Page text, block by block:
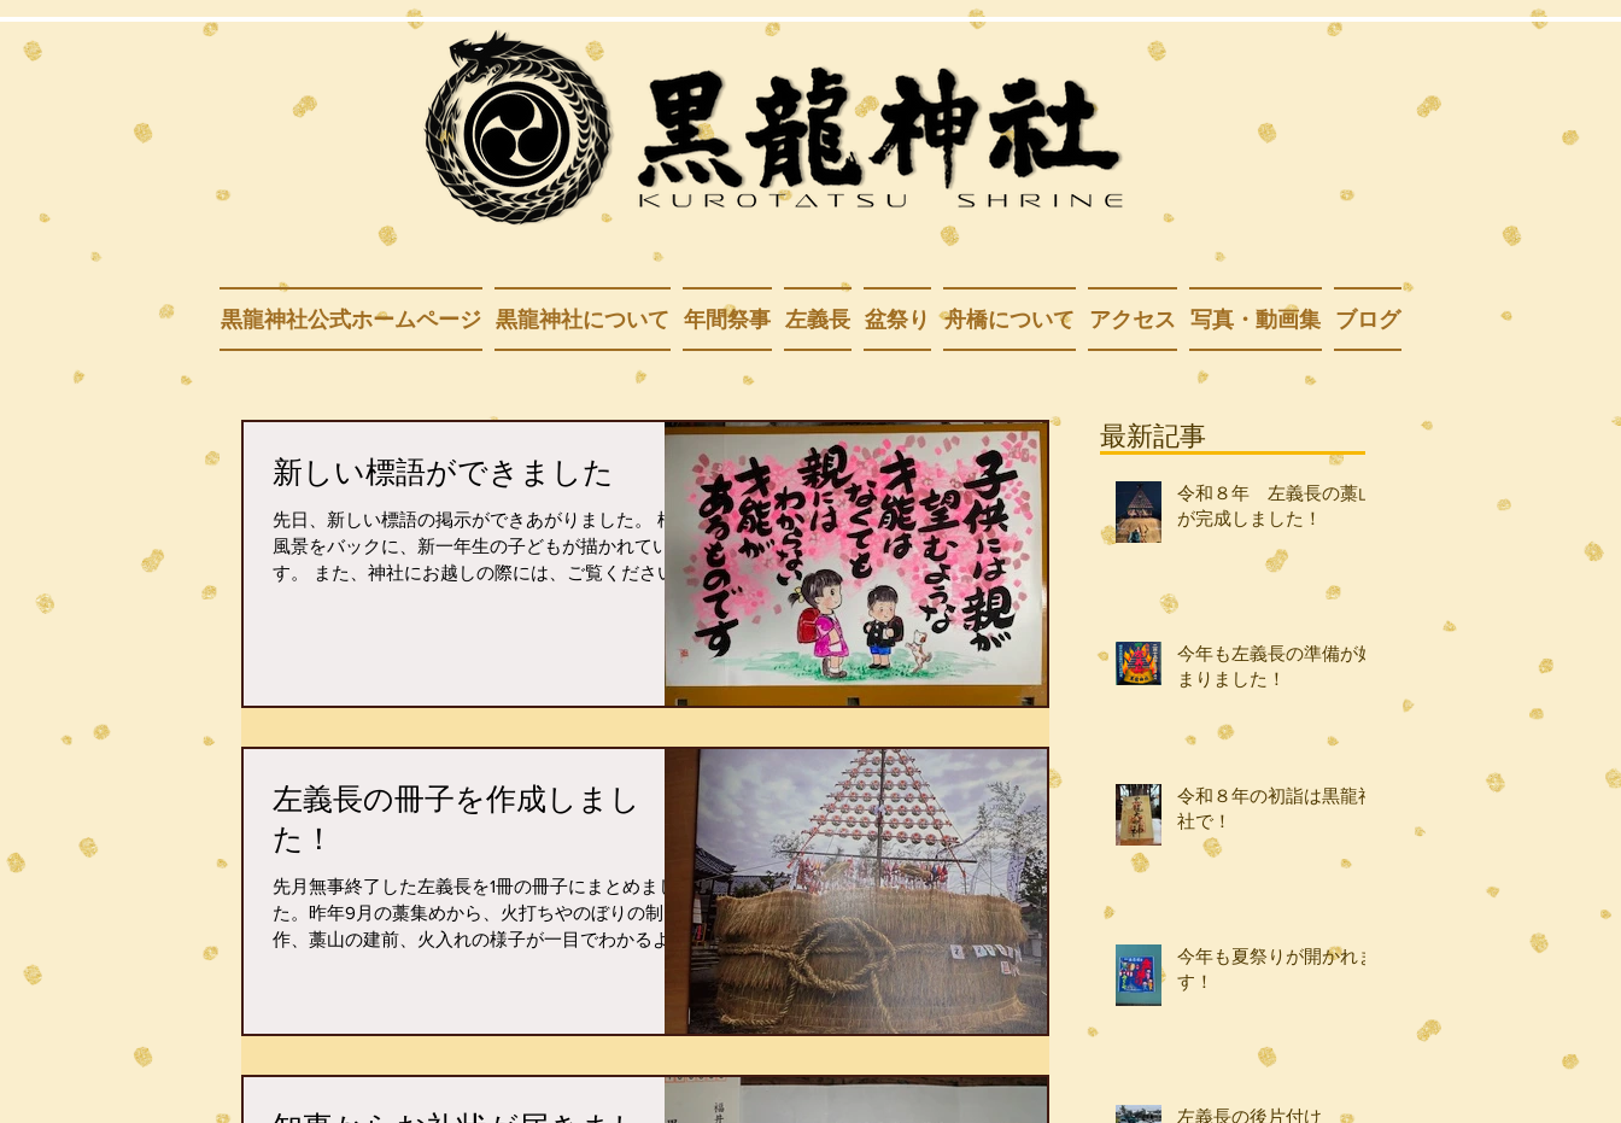
黒龍神社公式ホームページ 黒龍神社について 年間祭事 左義長 盆祭り 舟橋について アクセス 写真・動画集 ブログ
新しい標語ができました
先日、新しい標語の掲示ができあがりました。 桜の
風景をバックに、新一年生の子どもが描かれていま
す。 また、神社にお越しの際には、ご覧ください。
左義長の冊子を作成しまし
た！
先月無事終了した左義長を1冊の冊子にまとめまし
た。昨年9月の藁集めから、火打ちやのぼりの制
作、藁山の建前、火入れの様子が一目でわかるよう
最新記事
令和８年 左義長の藁山
が完成しました！
今年も左義長の準備が始
まりました！
令和８年の初詣は黒龍神
社で！
今年も夏祭りが開かれま
す！
左義長の後片付け